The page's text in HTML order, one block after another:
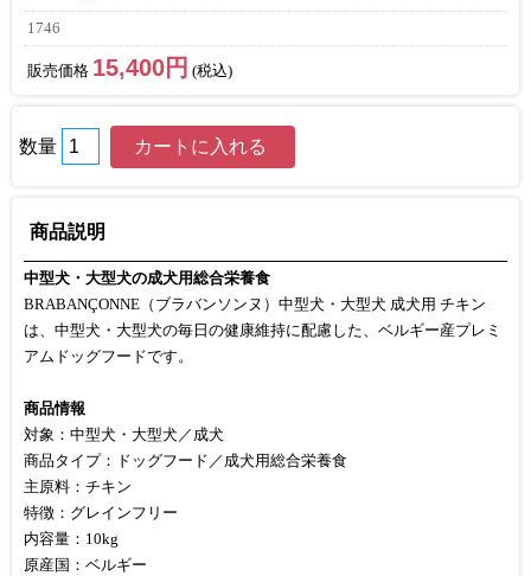
1746
販売価格 15,400円 (税込)
数量
商品説明
中型犬・大型犬の成犬用総合栄養食
BRABANÇONNE（ブラバンソンヌ）中型犬・大型犬 成犬用 チキン
は、中型犬・大型犬の毎日の健康維持に配慮した、ベルギー産プレミ
アムドッグフードです。
商品情報
対象：中型犬・大型犬／成犬
商品タイプ：ドッグフード／成犬用総合栄養食
主原料：チキン
特徴：グレインフリー
内容量：10kg
原産国：ベルギー